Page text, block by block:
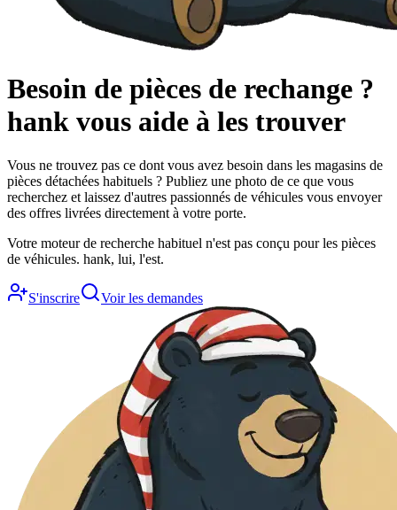
Besoin de pièces de rechange ?
hank vous aide à les trouver
Vous ne trouvez pas ce dont vous avez besoin dans les magasins de
pièces détachées habituels ? Publiez une photo de ce que vous
recherchez et laissez d'autres passionnés de véhicules vous envoyer
des offres livrées directement à votre porte.
Votre moteur de recherche habituel n'est pas conçu pour les pièces
de véhicules. hank, lui, l'est.
S'inscrire Voir les demandes